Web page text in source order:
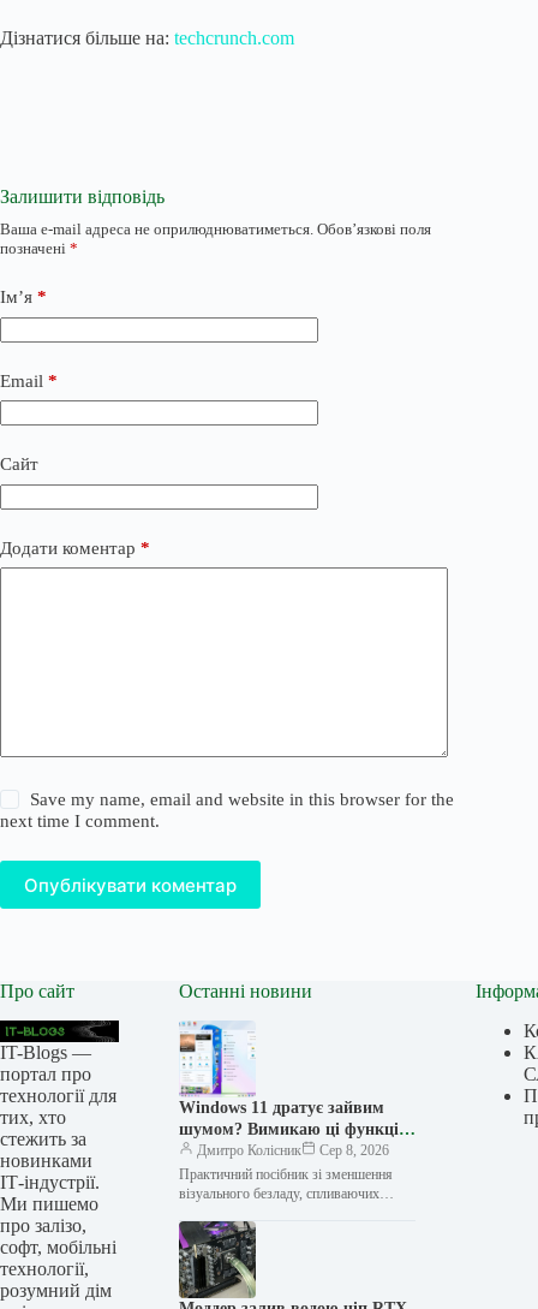
Дізнатися більше на: techcrunch.com
Залишити відповідь
Ваша e-mail адреса не оприлюднюватиметься. Обов’язкові поля
позначені *
Ім’я *
Email *
Сайт
Додати коментар *
Save my name, email and website in this browser for the
next time I comment.
Опублікувати коментар
Про сайт
IT-Blogs —
портал про
технології для
тих, хто
стежить за
новинками
ІТ-індустрії.
Ми пишемо
про залізо,
софт, мобільні
технології,
розумний дім
Останні новини
Windows 11 дратує зайвим
шумом? Вимикаю ці функції
одразу, щоб система стала
спокійнішою та зручнішою
Дмитро Колісник
Сер 8, 2026
Практичний посібник зі зменшення
візуального безладу, спливаючих
переривань у Windows 11. Натисніть,
щоб перейти до…